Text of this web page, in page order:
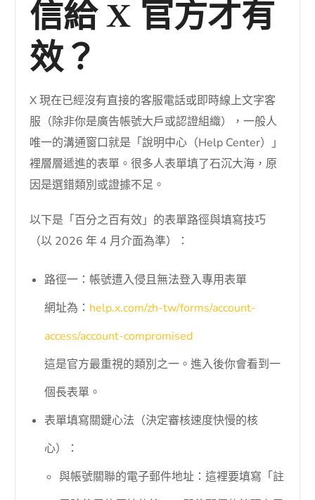
信給 X 官方才有
效？
X 現在已經沒有直接的客服電話或即時線上文字客
服（除非你是廣告帳號大戶或認證組織），一般人
唯一的溝通窗口就是「說明中心（Help Center）」
裡層層遞進的表單。很多人表單填了石沉大海，原
因是選錯類別或證據不足。
以下是「百分之百有效」的表單路徑與填寫技巧
（以 2026 年 4 月介面為準）：
路徑一：帳號遭入侵且無法登入專用表單
網址為： help.x.com/zh-tw/forms/account-
access/account-compromised
這是官方最重視的類別之一。進入後你會看到一
個長表單。
表單填寫關鍵心法（決定審核速度快慢的核
心）：
與帳號關聯的電子郵件地址：這裡要填寫「註